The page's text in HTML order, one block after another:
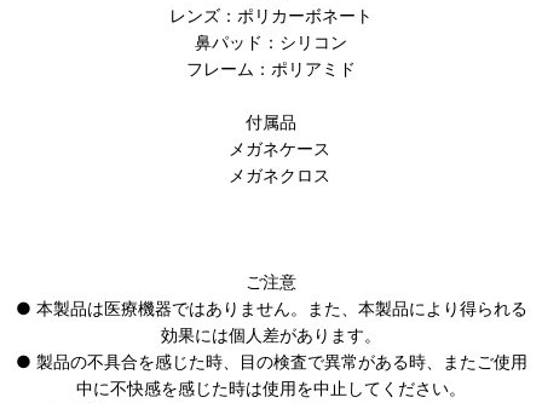
レンズ：ポリカーボネート
鼻パッド：シリコン
フレーム：ポリアミド
付属品
メガネケース
メガネクロス
ご注意
● 本製品は医療機器ではありません。また、本製品により得られる
効果には個人差があります。
● 製品の不具合を感じた時、目の検査で異常がある時、またご使用
中に不快感を感じた時は使用を中止してください。